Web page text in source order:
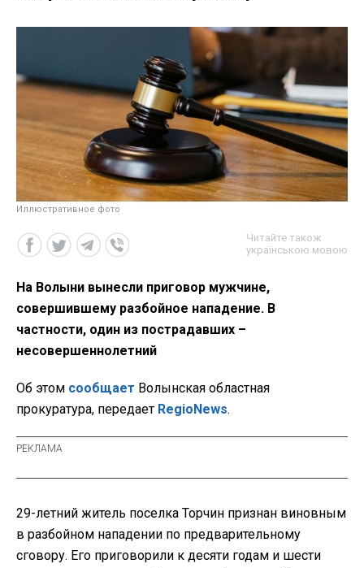
Иллюстративное фото
Читайте також
українською мовою
На Волыни вынесли приговор мужчине,
совершившему разбойное нападение. В
частности, один из пострадавших –
несовершеннолетний
Об этом сообщает Волынская областная
прокуратура, передает RegioNews.
29-летний житель поселка Торчин признан виновным
в разбойном нападении по предварительному
сговору. Его приговорили к десяти годам и шести